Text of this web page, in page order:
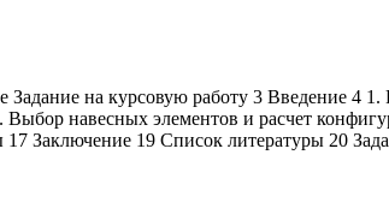
курсовую работу 3 Введение 4 1.
навесных элементов и расчет
Заключение 19 Список литературы 20